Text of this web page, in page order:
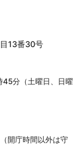
13番30号
分（土曜日、日曜
（開庁時間以外は守